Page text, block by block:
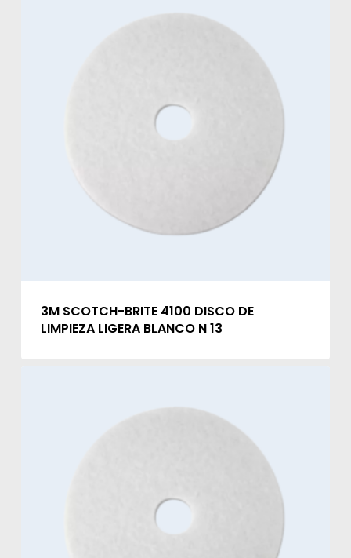
3M SCOTCH-BRITE 4100 DISCO DE
LIMPIEZA LIGERA BLANCO N 13